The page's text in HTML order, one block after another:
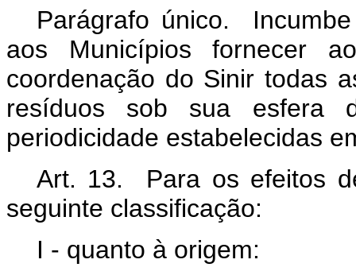
Parágrafo único.
aos Municípios fornecer
coordenação do Sinir todas
resíduos sob sua esfera
periodicidade estabelecidas
Art. 13. Para os efeitos
seguinte classificação:
I - quanto à origem: